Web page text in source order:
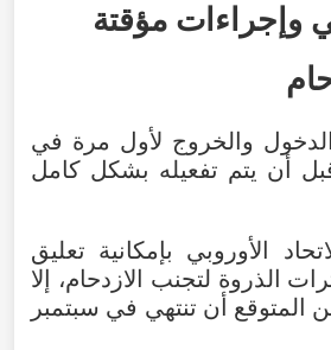
وإجراءات مؤقتة
الدخول والخروج لأول مرة في
أن يتم تفعيله بشكل كامل
الأوروبي بإمكانية تعليق
الذروة لتجنب الازدحام،
إلا
المتوقع أن تنتهي في سبتمبر